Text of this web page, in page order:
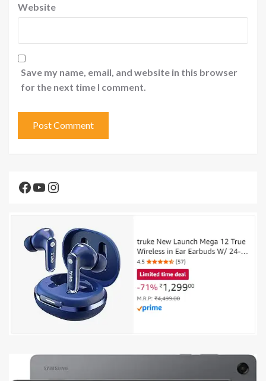
Website
Save my name, email, and website in this browser
for the next time I comment.
Facebook
YouTube
Instagram